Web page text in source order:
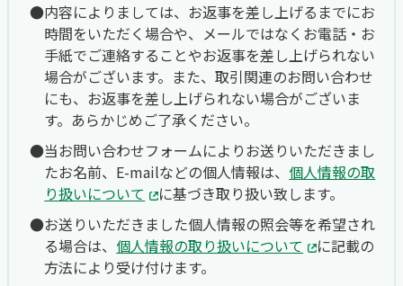
内容によりましては、お返事を差し上げるまでにお
時間をいただく場合や、メールではなくお電話・お
手紙でご連絡することやお返事を差し上げられない
場合がございます。また、取引関連のお問い合わせ
にも、お返事を差し上げられない場合がございま
す。あらかじめご了承ください。
当お問い合わせフォームによりお送りいただきまし
たお名前、E-mailなどの個人情報は、 個人情報の取
り扱いについて
に基づき取り扱い致します。
お送りいただきました個人情報の照会等を希望され
る場合は、 個人情報の取り扱いについて
に記載の
方法により受け付けます。